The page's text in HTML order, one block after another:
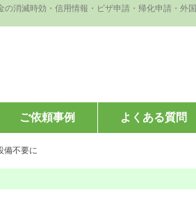
消滅時効・信用情報・ビザ申請・帰化申請・外
ご依頼事例 よくある質問
備不要に